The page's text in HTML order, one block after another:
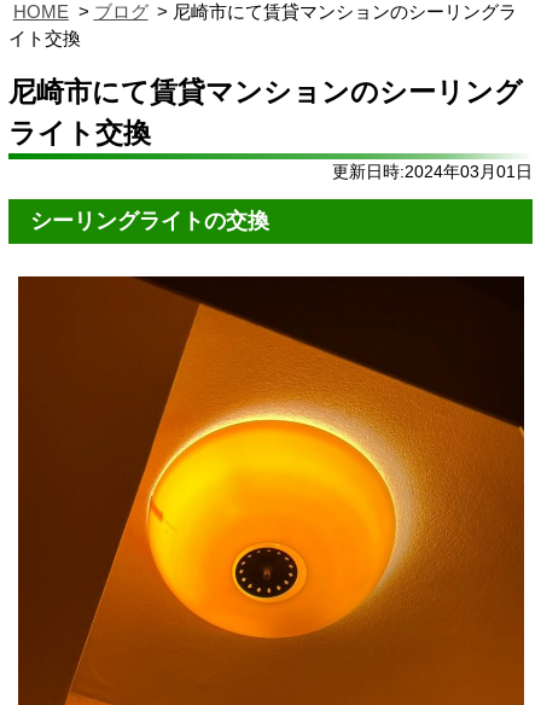
HOME ブログ
尼崎市にて賃貸マンションのシーリングラ
イト交換
尼崎市にて賃貸マンションのシーリング
ライト交換
更新日時:2024年03月01日
シーリングライトの交換